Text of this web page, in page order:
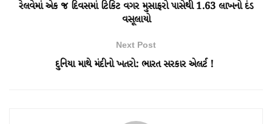
રેલવેમાં એક જ દિવસમાં ટિકિટ વગર મુસાફરો પાસેથી 1.63 લાખનો દંડ
વસૂલાયો
Next Post
દુનિયા માથે મંદીનો ખતરો: ભારત સરકાર એલર્ટ !